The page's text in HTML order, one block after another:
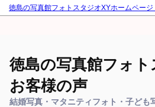
徳島の写真館フォトスタジオXYホームペー
徳島の写真館フォト
お客様の声
結婚写真・マタニティフォト・子ども